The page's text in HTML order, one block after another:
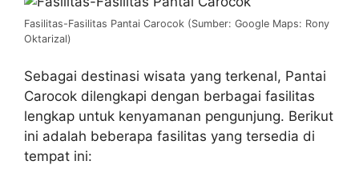
Fasilitas-Fasilitas Pantai Carocok (Sumber: Google Maps: Rony
Oktarizal)
Sebagai destinasi wisata yang terkenal, Pantai
Carocok dilengkapi dengan berbagai fasilitas
lengkap untuk kenyamanan pengunjung. Berikut
ini adalah beberapa fasilitas yang tersedia di
tempat ini: